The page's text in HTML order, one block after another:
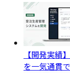
【開発実績
を一気通貫